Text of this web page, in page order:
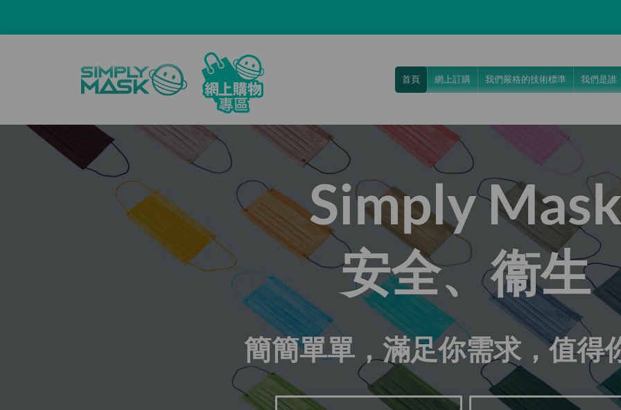
首頁 網上訂購 我們嚴格的技術標準 我們是誰
Simply
安全、衞生
簡簡單單，滿足你需求，值得